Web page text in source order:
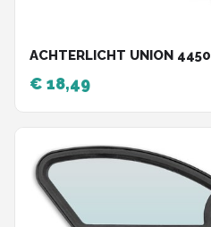
ACHTERLICHT UNION
€ 18,49